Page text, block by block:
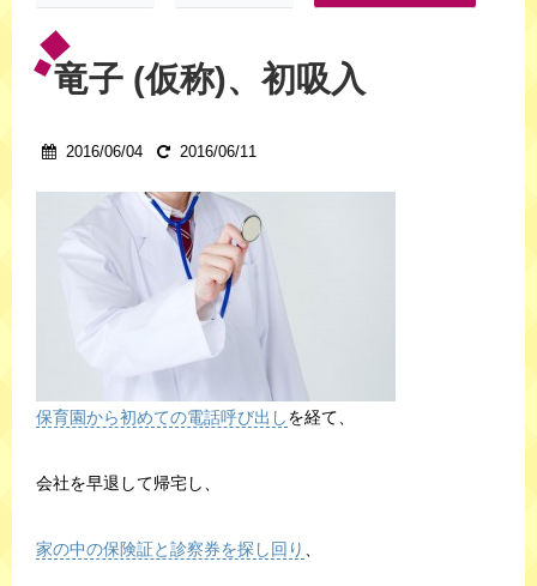
竜子 (仮称)、初吸入
2016/06/04 2016/06/11
保育園から初めての電話呼び出しを経て、
会社を早退して帰宅し、
家の中の保険証と診察券を探し回り 、